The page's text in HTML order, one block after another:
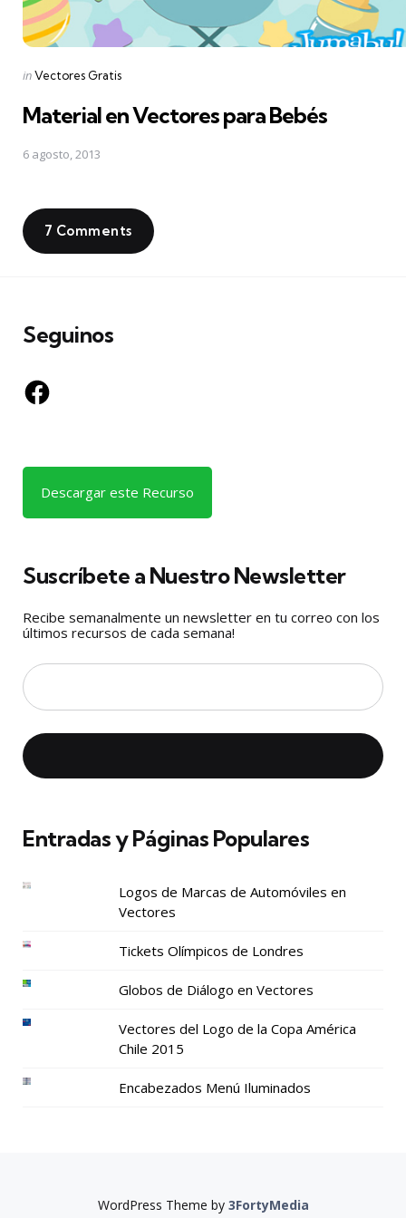
Posted
inVectores Gratis
Material en Vectores para Bebés
6 agosto, 2013
7 Comments
Seguinos
Facebook
Descargar este Recurso
Suscríbete a Nuestro Newsletter
Recibe semanalmente un newsletter en tu correo con los
últimos recursos de cada semana!
Entradas y Páginas Populares
Logos de Marcas de Automóviles en
Vectores
Tickets Olímpicos de Londres
Globos de Diálogo en Vectores
Vectores del Logo de la Copa América
Chile 2015
Encabezados Menú Iluminados
WordPress Theme by 3FortyMedia